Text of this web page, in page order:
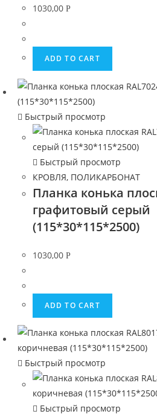
1030,00 Р
ADD TO CART
Быстрый просмотр
Быстрый просмотр
КРОВЛЯ, ПОЛИКАРБОНАТ
Планка конька
графитовый серый
(115*30*115*2500)
1030,00 Р
ADD TO CART
Быстрый просмотр
Быстрый просмотр